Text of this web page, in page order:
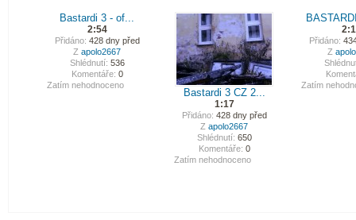
Bastardi 3 - of...
2:54
Přidáno: 428 dny před
Z apolo2667
Shlédnutí: 536
Komentáře: 0
Zatím nehodnoceno
Bastardi 3 CZ 2...
1:17
Přidáno: 428 dny před
Z apolo2667
Shlédnutí: 650
Komentáře: 0
Zatím nehodnoceno
Přidáno:
Z
Zatím